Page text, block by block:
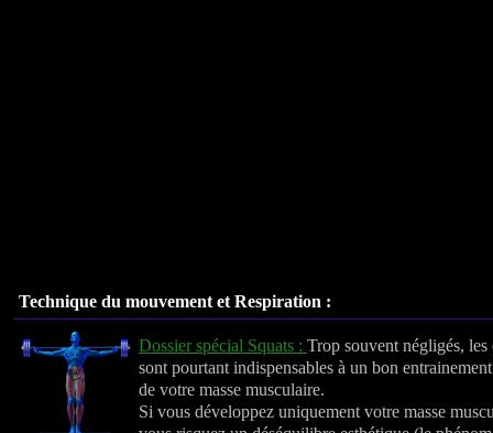
Technique du mouvement et Respiration :
Dossier spécial Squats : Trop souvent négligés,
sont pourtant indispensables à un bon
de votre masse musculaire.
Si vous développez uniquement votre masse